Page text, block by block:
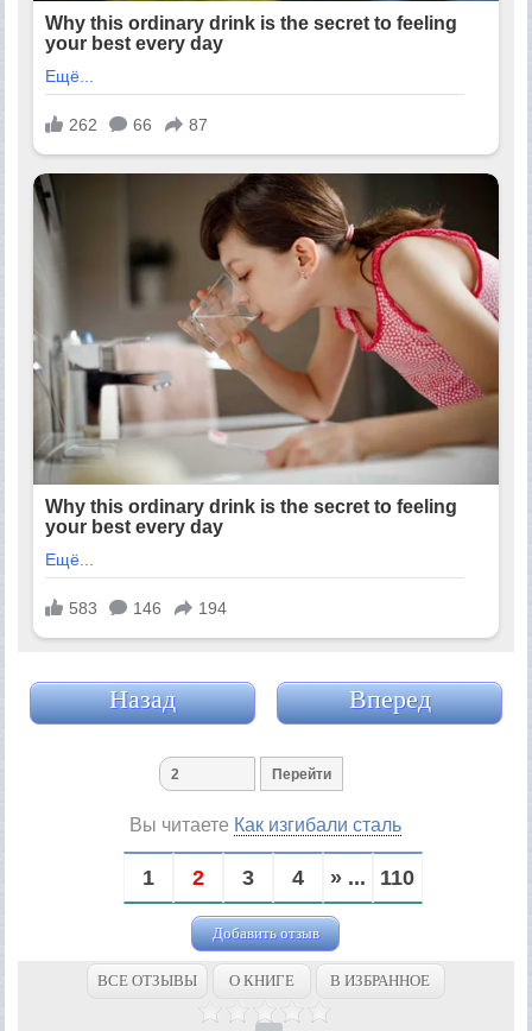
Назад Вперед
Вы читаете Как изгибали сталь
1 2 3 4 » ... 110
Добавить отзыв
ВСЕ ОТЗЫВЫ О КНИГЕ В ИЗБРАННОЕ